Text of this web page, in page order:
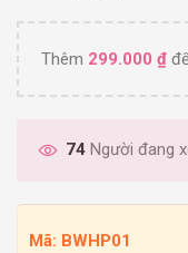
Thêm 299.000 ₫
74 Người đang
Mã: BWHP01